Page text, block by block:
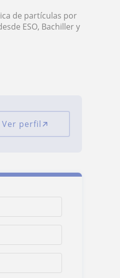
de partículas por
ESO, Bachiller y
Ver perfil